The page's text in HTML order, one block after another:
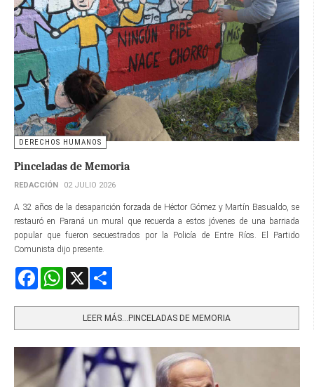
DERECHOS HUMANOS
Pinceladas de Memoria
REDACCIÓN 02 JULIO 2026
A 32 años de la desaparición forzada de Héctor Gómez y Martín Basualdo, se
restauró en Paraná un mural que recuerda a estos jóvenes de una barriada
popular que fueron secuestrados por la Policía de Entre Ríos. El Partido
Comunista dijo presente.
FacebookWhatsApp
LEER MÁS…PINCELADAS DE MEMORIA